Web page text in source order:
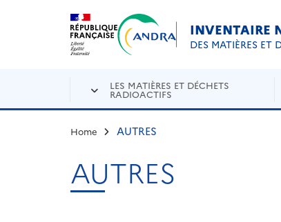
Aller au contenu principal
INVENTAIRE
DES MATIÈRES ET
LES MATIÈRES ET DÉCHETS
RADIOACTIFS
Home AUTRES
AUTRES